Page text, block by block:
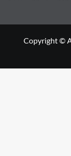
Copyright ©